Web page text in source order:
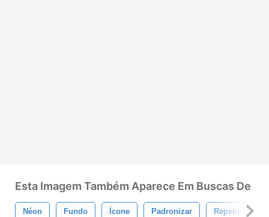
Esta Imagem Também Aparece Em Buscas De
Néon Fundo Ícone Padronizar Repetir